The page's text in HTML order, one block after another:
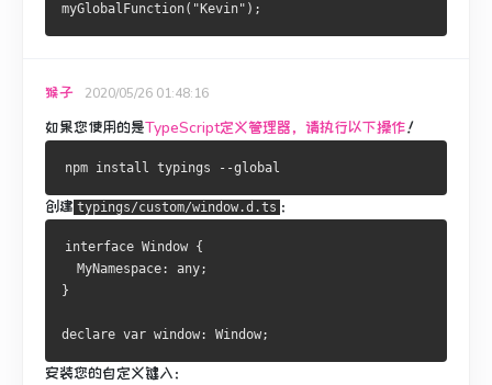
myGlobalFunction( "Kevin" );
猴子 2020/05/26 01:48:16
如果您使用的是TypeScript定义管理器，请执行以下操作！
npm install typings --global
创建 typings/custom/window.d.ts ：
interface Window {
MyNamespace: any;
}
declare var window: Window;
安装您的自定义键入：